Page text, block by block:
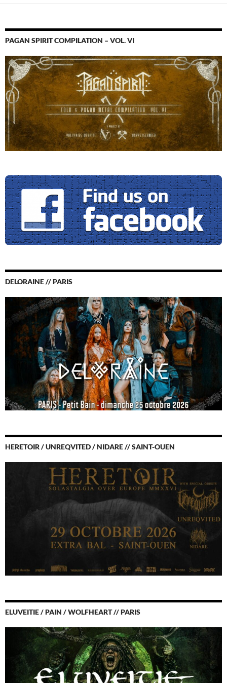
PAGAN SPIRIT COMPILATION – VOL. VI
DELORAINE // PARIS
HERETOIR / UNREQVITED / NIDARE // SAINT-OUEN
ELUVEITIE / PAIN / WOLFHEART // PARIS